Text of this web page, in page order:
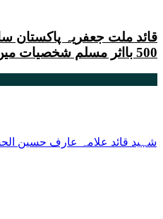
500 بااثر مسلم شخصیات میں شامل